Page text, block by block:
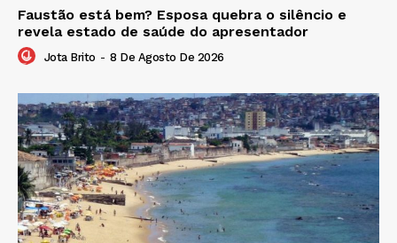
Faustão está bem? Esposa quebra o silêncio e
revela estado de saúde do apresentador
Jota Brito - 8 De Agosto De 2026